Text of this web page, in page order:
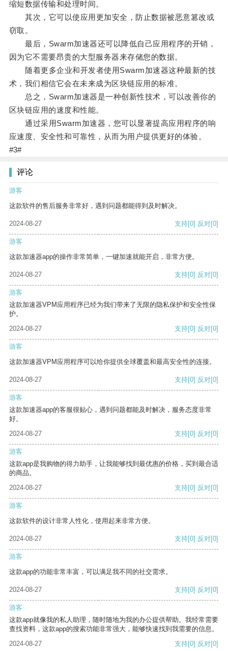
缩短数据传输和处理时间。
其次，它可以使应用更加安全，防止数据被恶意篡改或
窃取。
最后，Swarm加速器还可以降低自己应用程序的开销，
因为它不需要昂贵的大型服务器来存储您的数据。
随着更多企业和开发者使用Swarm加速器这种最新的技
术，我们相信它会在未来成为区块链应用的标准。
总之，Swarm加速器是一种创新性技术，可以改善你的
区块链应用的速度和性能。
通过采用Swarm加速器，您可以显著提高应用程序的响
应速度、安全性和可靠性，从而为用户提供更好的体验。
#3#
评论
游客
这款软件的售后服务非常好，遇到问题都能得到及时解决。
2024-08-27 支持[0] 反对[0]
游客
这款加速器app的操作非常简单，一键加速就能开启，非常方便。
2024-08-27 支持[0] 反对[0]
游客
这款加速器VPM应用程序已经为我们带来了无限的隐私保护和安全性保
护。
2024-08-27
支持[0] 反对[0]
游客
这款加速器VPM应用程序可以给你提供全球覆盖和最高安全性的连接。
2024-08-27 支持[0] 反对[0]
游客
这款加速器app的客服很贴心，遇到问题都能及时解决，服务态度非常
好。
2024-08-27
支持[0] 反对[0]
游客
这款app是我购物的得力助手，让我能够找到最优惠的价格，买到最合适
的商品。
2024-08-27
支持[0] 反对[0]
游客
这款软件的设计非常人性化，使用起来非常方便。
2024-08-27 支持[0] 反对[0]
游客
这款app的功能非常丰富，可以满足我不同的社交需求。
2024-08-27 支持[0] 反对[0]
游客
这款app就像我的私人助理，随时随地为我的办公提供帮助。我经常需要
查找资料，这款app的搜索功能非常强大，能够快速找到我需要的信息。
2024-08-27
支持[0] 反对[0]